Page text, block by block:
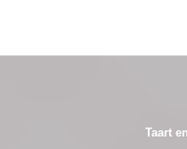
Taart